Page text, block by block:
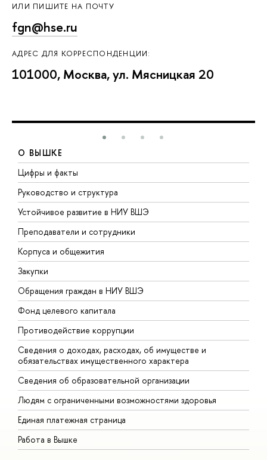
ИЛИ ПИШИТЕ НА ПОЧТУ
fgn@hse.ru
АДРЕС ДЛЯ КОРРЕСПОНДЕНЦИИ:
101000, Москва, ул. Мясницкая 20
О ВЫШКЕ
Цифры и факты
Руководство и структура
Устойчивое развитие в НИУ ВШЭ
Преподаватели и сотрудники
Корпуса и общежития
Закупки
Обращения граждан в НИУ ВШЭ
Фонд целевого капитала
Противодействие коррупции
Сведения о доходах, расходах, об имуществе и
обязательствах имущественного характера
Сведения об образовательной организации
Людям с ограниченными возможностями здоровья
Единая платежная страница
Работа в Вышке